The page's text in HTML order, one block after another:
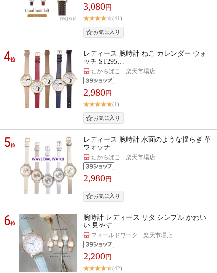
3,080円
(41)
4位
レディース 腕時計 ねこ カレンダー ウォ
ッチ ST295…
たからばこ 楽天市場店
2,980円
(1)
5位
レディース 腕時計 水面のような揺らぎ 革
ウォッチ …
たからばこ 楽天市場店
2,980円
6位
腕時計 レディース リタ シンプル かわい
い 見やす…
フィールドワーク 楽天市場店
2,200円
(42)